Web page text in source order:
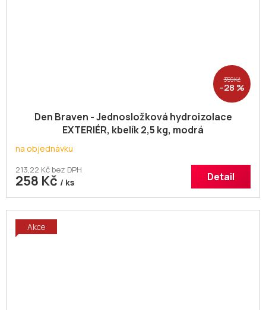
359 Kč
–28 %
Den Braven - Jednosložková hydroizolace
EXTERIÉR, kbelík 2,5 kg, modrá
na objednávku
213,22 Kč bez DPH
258 Kč / ks Detail
Akce